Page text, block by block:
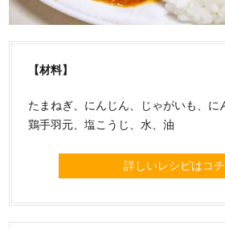
【材料】
たまねぎ、にんじん、じゃがいも、に
鶏手羽元、塩こうじ、水、油
詳しいレシピはコ